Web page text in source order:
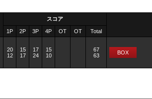
スコア
1P 2P 3P 4P OT OT Total
20
12
15
17
17
24
15
10
67
63
BOX